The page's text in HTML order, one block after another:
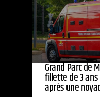
Grand Parc de
fillette de 3
après une